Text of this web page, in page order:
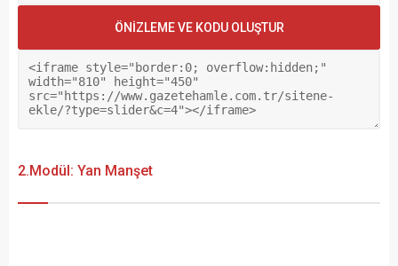
2.Modül: Yan Manşet